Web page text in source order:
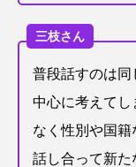
三枝さん
普段話すのは同
中心に考えて
なく性別や国籍
話し合って新た